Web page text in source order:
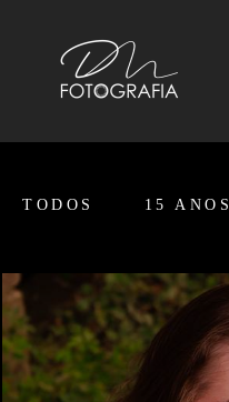
TODOS 15 ANOS